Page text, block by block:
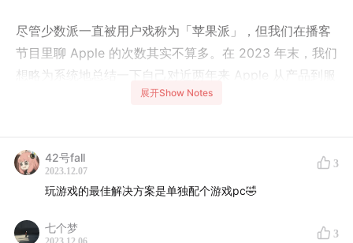
尽管少数派一直被用户戏称为「苹果派」，但我们在播客
节目里聊 Apple 的次数其实不算多。在 2023 年末，我们
想略为系统地总结一下自己对近两年来 Apple 从产品到服
务的感受变化，以及对 Apple 公关形象的观察。
缘起于 2022 仲夏时节技术播客之间的梦幻联动，我们感
受到了社区共创共建的力量。今年我们再接再厉，集结了
30 多家播客、5 大出品人、20 多个社区，希望拉动更多
技术生态的内容创作者，一起用声音来表达，建设自家技
展开Show Notes
42号fall
2023.12.07
3
玩游戏的最佳解决方案是单独配个游戏pc🤣
七个梦 3